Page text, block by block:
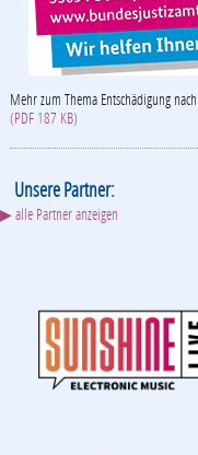
Mehr zum Thema Entschädigung
(PDF 187 KB)
Unsere Partner:
▶ alle Partner anzeigen